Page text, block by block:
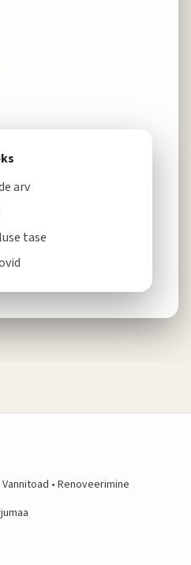
arv
tase
• Renoveerimine